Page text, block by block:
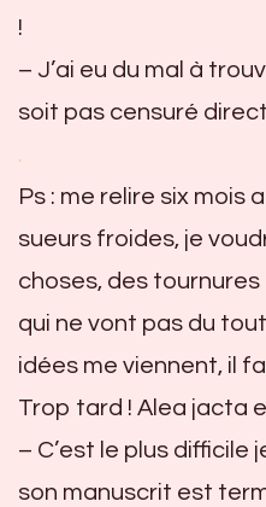
!
– J’ai eu du mal à
soit pas censuré
.
Ps : me relire six mois
sueurs froides, je
choses, des
qui ne vont pas du
idées me viennent, il
Trop tard ! Alea jacta
– C’est le plus difficile
son manuscrit est